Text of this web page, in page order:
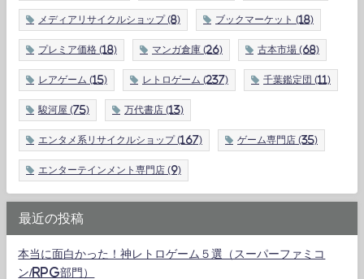
メディアリサイクルショップ (8) ブックマーケット (18)
プレミア価格 (18) マンガ倉庫 (26) 古本市場 (68)
レアゲーム (15) レトロゲーム (237) 千葉鑑定団 (11)
駿河屋 (75) 万代書店 (13)
エンタメ系リサイクルショップ (167) ゲーム専門店 (35)
エンターテインメント専門店 (9)
最近の投稿
本当に面白かった！神レトロゲーム５選（スーパーファミコ
ン/RPG部門）